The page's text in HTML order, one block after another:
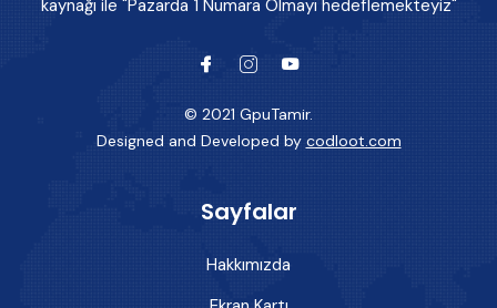
kaynağı ile "Pazarda 1 Numara Olmayı hedeflemekteyiz"
© 2021 GpuTamir.
Designed and Developed by codloot.com
Sayfalar
Hakkımızda